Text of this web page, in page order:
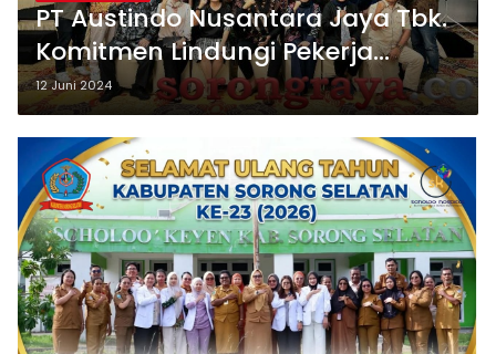
PT Austindo Nusantara Jaya Tbk.
Komitmen Lindungi Pekerja
Perempuan dan Anak di Papua
12 Juni 2024